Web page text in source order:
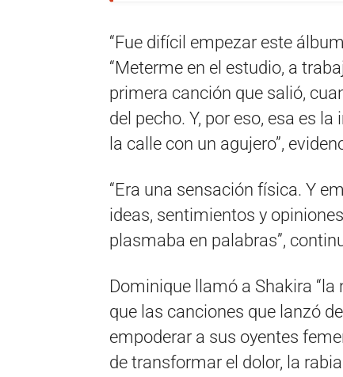
“Fue difícil empezar este
“Meterme en el estudio, a
primera canción que salió,
del pecho. Y, por eso, esa es
la calle con un agujero”,
“Era una sensación física. Y
ideas, sentimientos y
plasmaba en palabras”,
Dominique llamó a Shakira
que las canciones que lanzó
empoderar a sus oyentes
de transformar el dolor, la